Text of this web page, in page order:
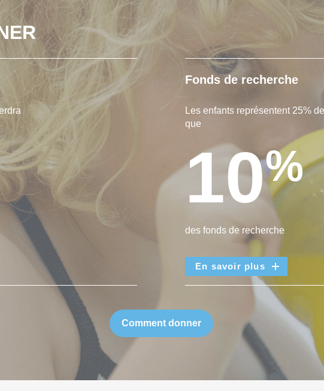
Fonds de recherche
Les enfants représentent 25%
que
10%
des fonds de recherche
En savoir plus
Comment donner